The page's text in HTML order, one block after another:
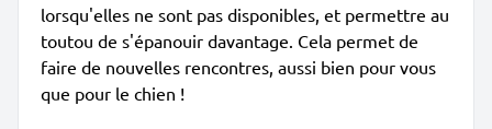
lorsqu'elles ne sont pas disponibles, et permettre au
toutou de s'épanouir davantage. Cela permet de
faire de nouvelles rencontres, aussi bien pour vous
que pour le chien !